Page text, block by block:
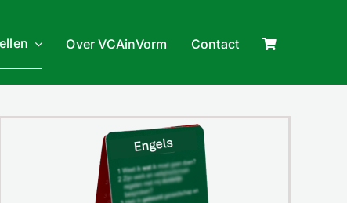
Over VCAinVorm Contact